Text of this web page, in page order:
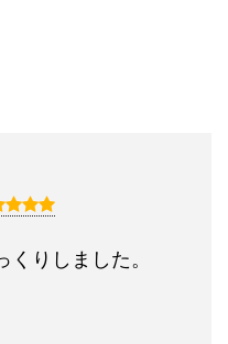
りしました。